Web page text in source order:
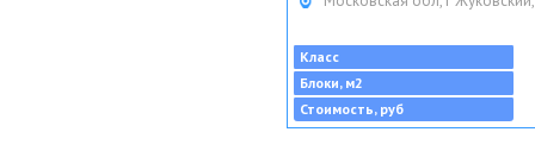
Класс
Блоки, м2
Стоимость, руб